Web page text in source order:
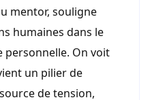
mentor, souligne
humaines dans le
personnelle. On voit
un pilier de
de tension,